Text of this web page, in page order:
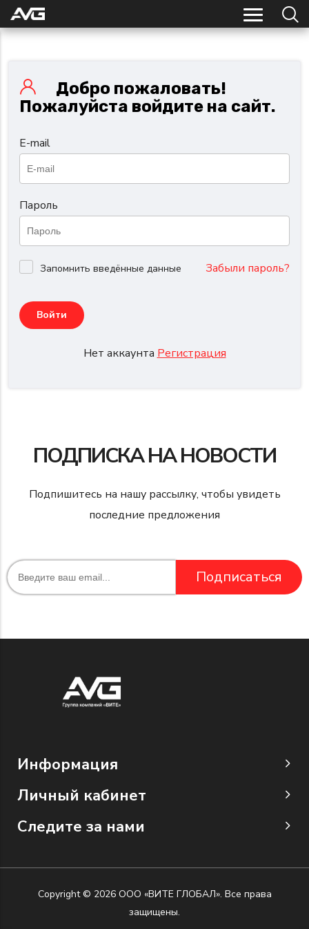
Добро пожаловать!
Пожалуйста войдите на сайт.
E-mail
Пароль
Запомнить введённые данные Забыли пароль?
Нет аккаунта Регистрация
ПОДПИСКА НА НОВОСТИ
Подпишитесь на нашу рассылку, чтобы увидеть
последние предложения
Подписаться
Информация
Личный кабинет
Следите за нами
Copyright © 2026 ООО «ВИТЕ ГЛОБАЛ». Все права
защищены.